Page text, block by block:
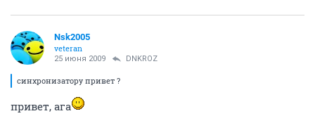
Nsk2005
veteran
25 июня 2009 DNKROZ
синхронизатору привет ?
привет, ага